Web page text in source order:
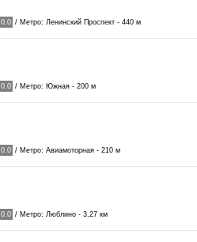
0.0 / Метро: Ленинский Проспект - 440 м
0.0 / Метро: Южная - 200 м
0.0 / Метро: Авиамоторная - 210 м
0.0 / Метро: Люблино - 3,27 км